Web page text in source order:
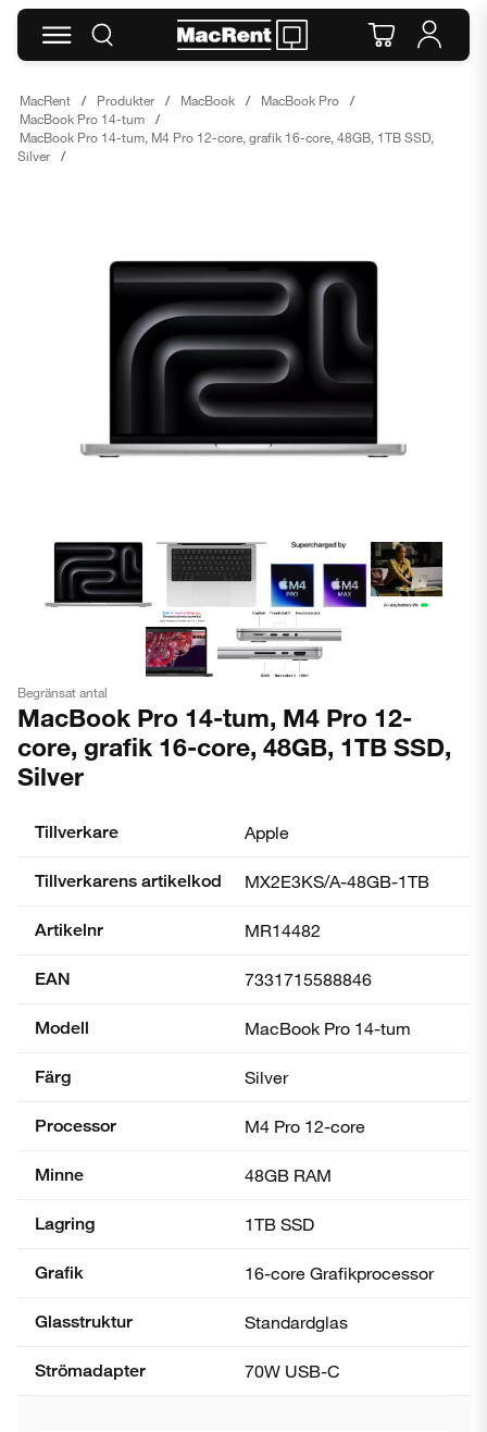
MacRent Produkter MacBook
MacBook Pro
MacBook Pro 14-tum
MacBook Pro 14-tum, M4 Pro 12-core, grafik 16-core, 48GB, 1TB SSD,
Silver
Begränsat antal
MacBook Pro 14-tum, M4 Pro 12-
core, grafik 16-core, 48GB, 1TB SSD,
Silver
Tillverkare Apple
Tillverkarens artikelkod MX2E3KS/A-48GB-1TB
Artikelnr MR14482
EAN 7331715588846
Modell MacBook Pro 14-tum
Färg Silver
Processor M4 Pro 12-core
Minne 48GB RAM
Lagring 1TB SSD
Grafik 16-core Grafik­processor
Glasstruktur Standardglas
Strömadapter 70W USB-C